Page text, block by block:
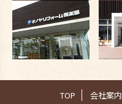
TOP 会社案内